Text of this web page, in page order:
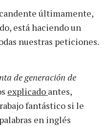
últimamente,
está haciendo un
nuestras peticiones.
de generación de
explicado antes,
fantástico si le
en inglés